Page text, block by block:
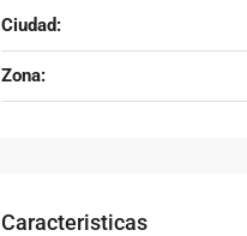
Ciudad:
Zona:
Caracteristicas